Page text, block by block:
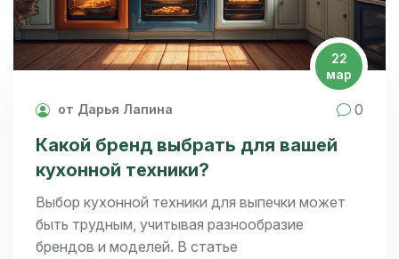
22
мар
от Дарья Лапина 0
Какой бренд выбрать для вашей
кухонной техники?
Выбор кухонной техники для выпечки может
быть трудным, учитывая разнообразие
брендов и моделей. В статье